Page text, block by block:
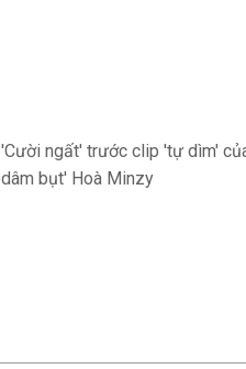
'Cười ngất' trước clip 'tự dìm'
dâm bụt' Hoà Minzy